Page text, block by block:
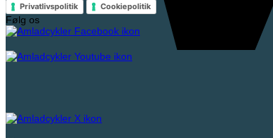
Privatlivspolitik Cookiepolitik
Følg os